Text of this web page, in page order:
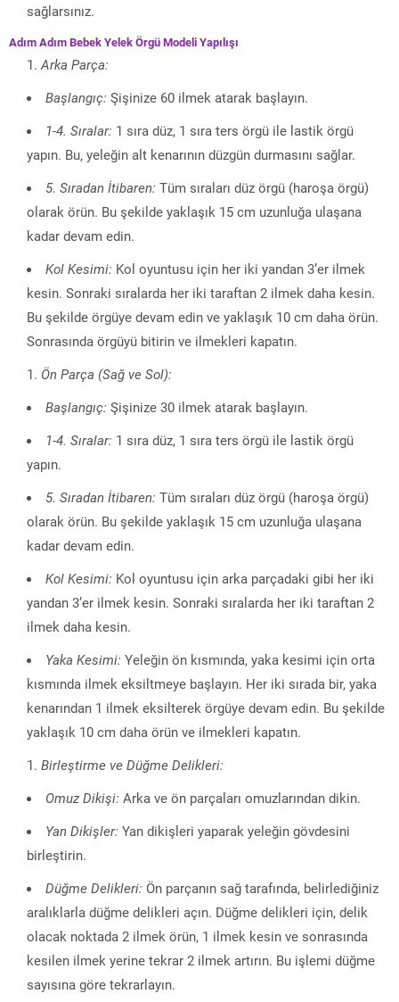
sağlarsınız.
Adım Adım Bebek Yelek Örgü Modeli Yapılışı
Arka Parça:
Başlangıç: Şişinize 60 ilmek atarak başlayın.
1-4. Sıralar: 1 sıra düz, 1 sıra ters örgü ile lastik örgü
yapın. Bu, yeleğin alt kenarının düzgün durmasını sağlar.
5. Sıradan İtibaren: Tüm sıraları düz örgü (haroşa örgü)
olarak örün. Bu şekilde yaklaşık 15 cm uzunluğa ulaşana
kadar devam edin.
Kol Kesimi: Kol oyuntusu için her iki yandan 3’er ilmek
kesin. Sonraki sıralarda her iki taraftan 2 ilmek daha kesin.
Bu şekilde örgüye devam edin ve yaklaşık 10 cm daha örün.
Sonrasında örgüyü bitirin ve ilmekleri kapatın.
Ön Parça (Sağ ve Sol):
Başlangıç: Şişinize 30 ilmek atarak başlayın.
1-4. Sıralar: 1 sıra düz, 1 sıra ters örgü ile lastik örgü
yapın.
5. Sıradan İtibaren: Tüm sıraları düz örgü (haroşa örgü)
olarak örün. Bu şekilde yaklaşık 15 cm uzunluğa ulaşana
kadar devam edin.
Kol Kesimi: Kol oyuntusu için arka parçadaki gibi her iki
yandan 3’er ilmek kesin. Sonraki sıralarda her iki taraftan 2
ilmek daha kesin.
Yaka Kesimi: Yeleğin ön kısmında, yaka kesimi için orta
kısmında ilmek eksiltmeye başlayın. Her iki sırada bir, yaka
kenarından 1 ilmek eksilterek örgüye devam edin. Bu şekilde
yaklaşık 10 cm daha örün ve ilmekleri kapatın.
Birleştirme ve Düğme Delikleri:
Omuz Dikişi: Arka ve ön parçaları omuzlarından dikin.
Yan Dikişler: Yan dikişleri yaparak yeleğin gövdesini
birleştirin.
Düğme Delikleri: Ön parçanın sağ tarafında, belirlediğiniz
aralıklarla düğme delikleri açın. Düğme delikleri için, delik
olacak noktada 2 ilmek örün, 1 ilmek kesin ve sonrasında
kesilen ilmek yerine tekrar 2 ilmek artırın. Bu işlemi düğme
sayısına göre tekrarlayın.